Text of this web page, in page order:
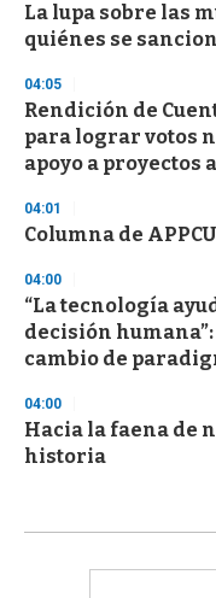
La lupa sobre las
quiénes se
04:05
Rendición de
para lograr votos
apoyo a proyectos
04:01
Columna de
04:00
“La tecnología
decisión
cambio de
04:00
Hacia la faena de
historia